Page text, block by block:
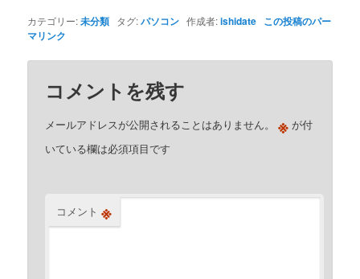
カテゴリー:未分類 タグ:パソコン 作成者:ishidate この投稿のパー
マリンク
コメントを残す
メールアドレスが公開されることはありません。 ※ が付
いている欄は必須項目です
コメント ※